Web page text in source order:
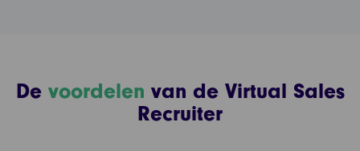
De voordelen van de Virtual Sales
Recruiter